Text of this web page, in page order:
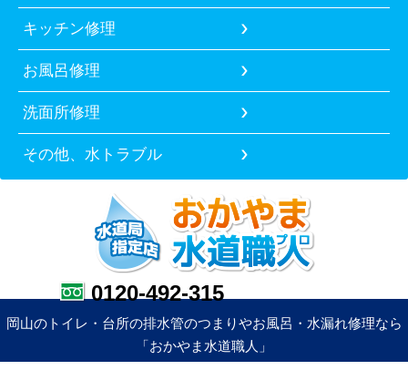
キッチン修理
お風呂修理
洗面所修理
その他、水トラブル
0120-492-315
岡山のトイレ・台所の排水管のつまりやお風呂・水漏れ修理なら
「おかやま水道職人」